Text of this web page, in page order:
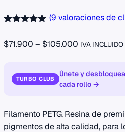
5 en base
(9 valoraciones de
$71.900 – $105.000 Rango
desde
$105.000
IVA INCLUIDO
TURBO CLUB
Únete y desbloquea
cada rollo →
Filamento PETG, Resina de
pigmentos de alta calidad, para